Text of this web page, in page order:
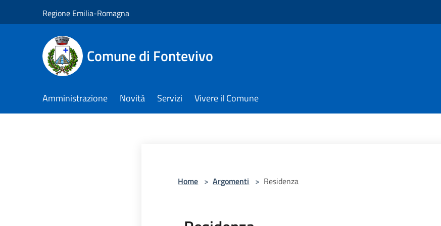
Regione Emilia-Romagna
Comune di Fontevivo
Amministrazione Novità Servizi Vivere il Comune
Home > Argomenti > Residenza